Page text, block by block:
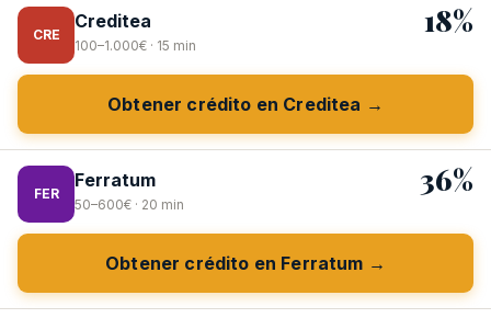
CRE
Creditea
100–1.000€ · 15 min
18%
Obtener crédito en Creditea →
FER
Ferratum
50–600€ · 20 min
36%
Obtener crédito en Ferratum →